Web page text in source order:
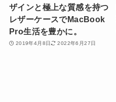
ザインと極上な質感を持つ
レザーケースでMacBook
Pro生活を豊かに。
2019年4月8日 2022年6月27日